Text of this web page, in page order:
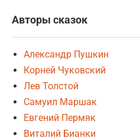
Авторы сказок
Александр Пушкин
Корней Чуковский
Лев Толстой
Самуил Маршак
Евгений Пермяк
Виталий Бианки